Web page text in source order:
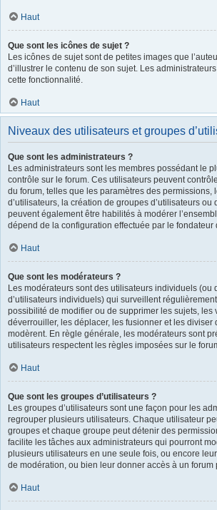
Haut
Que sont les icônes de sujet ?
Les icônes de sujet sont de petites images que
d’illustrer le contenu de son sujet. Les
cette fonctionnalité.
Haut
Niveaux des utilisateurs et groupes
Que sont les administrateurs ?
Les administrateurs sont les membres possédant le
contrôle sur le forum. Ces utilisateurs peuvent
du forum, telles que les paramètres des permissions,
d’utilisateurs, la création de groupes d’utilisateurs ou
peuvent également être habilités à modérer
dépend de la configuration effectuée par le fondateur
Haut
Que sont les modérateurs ?
Les modérateurs sont des utilisateurs individuels (ou
d’utilisateurs individuels) qui surveillent
possibilité de modifier ou de supprimer les sujets, les
déverrouiller, les déplacer, les fusionner et les diviser
modèrent. En règle générale, les modérateurs sont
utilisateurs respectent les règles imposées sur le
Haut
Que sont les groupes d’utilisateurs ?
Les groupes d’utilisateurs sont une façon pour les
regrouper plusieurs utilisateurs. Chaque utilisateur
groupes et chaque groupe peut détenir des
facilite les tâches aux administrateurs qui pourront
plusieurs utilisateurs en une seule fois, ou encore
de modération, ou bien leur donner accès à un forum
Haut